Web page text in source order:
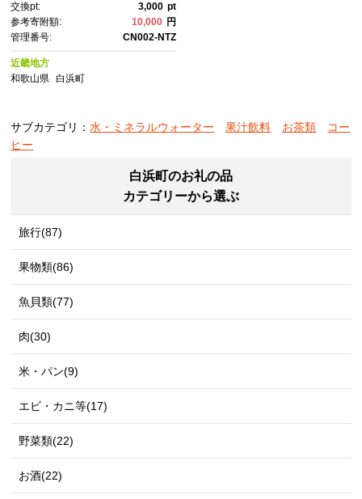
交換pt: 3,000 pt
参考寄附額:
10,000 円
管理番号:
CN002-NTZ
近畿地方
和歌山県
白浜町
サブカテゴリ：水・ミネラルウォーター 果汁飲料 お茶類
コー
ヒー
白浜町のお礼の品
カテゴリーから選ぶ
旅行(87)
果物類(86)
魚貝類(77)
肉(30)
米・パン(9)
エビ・カニ等(17)
野菜類(22)
お酒(22)